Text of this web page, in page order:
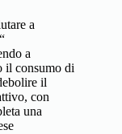
a
a
il consumo di
il
con
una